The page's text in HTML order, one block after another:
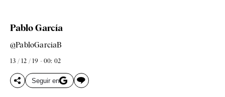
Pablo García
@PabloGarciaB
13 / 12 / 19 - 00: 02
Seguir en